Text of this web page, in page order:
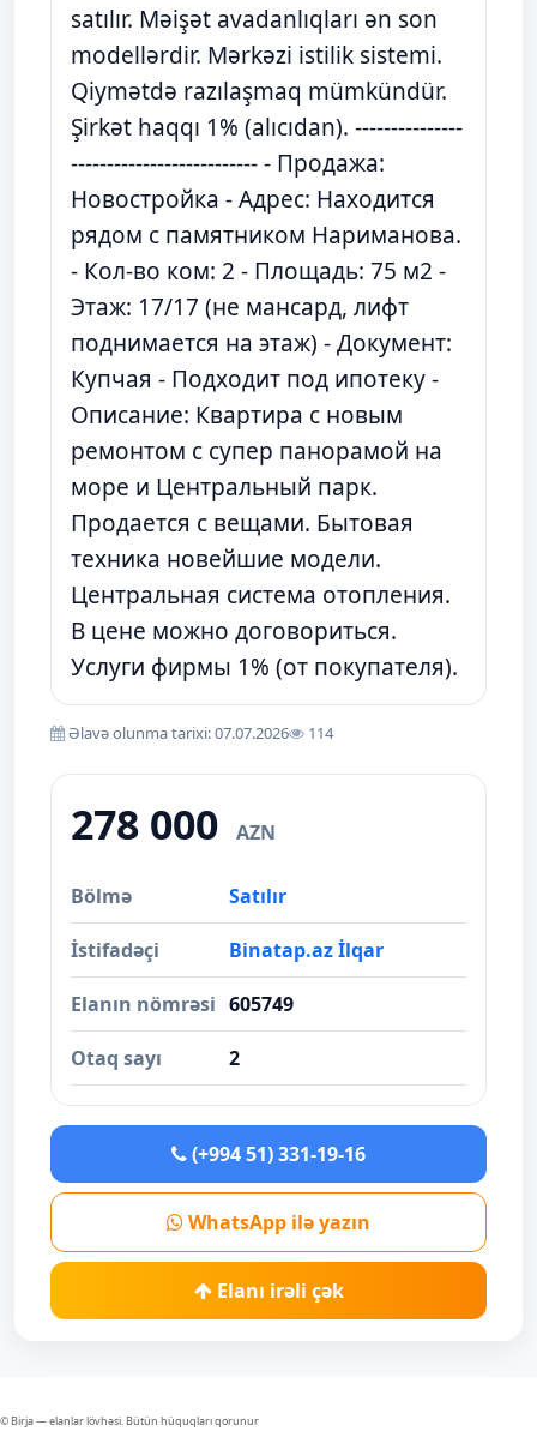
satılır. Məişət avadanlıqları ən son
modellərdir. Mərkəzi istilik sistemi.
Qiymətdə razılaşmaq mümkündür.
Şirkət haqqı 1% (alıcıdan). ---------------
-------------------------- - Продажа:
Новостройка - Адрес: Находится
рядом с памятником Нариманова.
- Кол-во ком: 2 - Площадь: 75 м2 -
Этаж: 17/17 (не мансард, лифт
поднимается на этаж) - Документ:
Купчая - Подходит под ипотеку -
Описание: Квартира с новым
ремонтом с супер панорамой на
море и Центральный парк.
Продается с вещами. Бытовая
техника новейшие модели.
Центральная система отопления.
В цене можно договориться.
Услуги фирмы 1% (от покупателя).
Əlavə olunma tarixi: 07.07.2026 114
278 000 AZN
Bölmə Satılır
İstifadəçi Binatap.az İlqar
Elanın nömrəsi 605749
Otaq sayı 2
(+994 51) 331-19-16
WhatsApp ilə yazın
Elanı irəli çək
© Birja — elanlar lövhəsi. Bütün hüquqları qorunur